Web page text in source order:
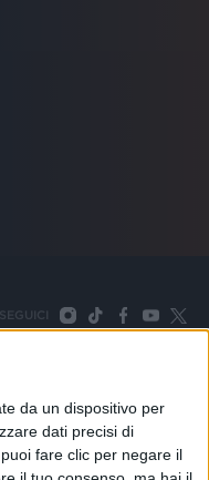
da un dispositivo per
dati precisi di
fare clic per negare il
SEGUICI
+39
TORNA SU